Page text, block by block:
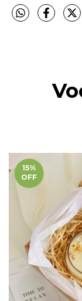
15%
OFF